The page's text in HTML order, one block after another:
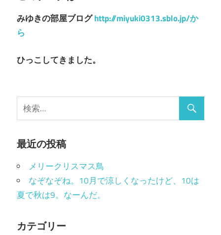
ー
シ
ョ
みゆきの部屋ブログhttp://miyuki0313.sblo.jp/か
ら
ひっこしてきました。
最近の投稿
メリークリスマス鳥
なぞなぞね。10月で涼しくなったけど、10は
夏で秋は9。なーんだ。
カテゴリー